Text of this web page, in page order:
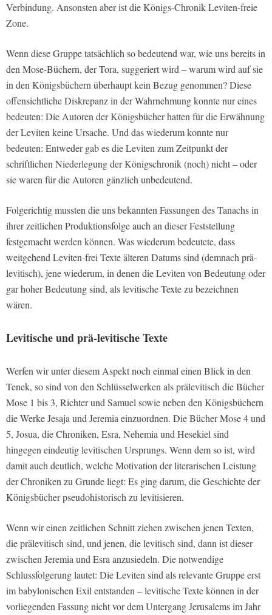
Verbindung. Ansonsten aber ist die Königs-Chronik Leviten-freie
Zone.
Wenn diese Gruppe tatsächlich so bedeutend war, wie uns bereits in
den Mose-Büchern, der Tora, suggeriert wird – warum wird auf sie
in den Königsbüchern überhaupt kein Bezug genommen? Diese
offensichtliche Diskrepanz in der Wahrnehmung konnte nur eines
bedeuten: Die Autoren der Königsbücher hatten für die Erwähnung
der Leviten keine Ursache. Und das wiederum konnte nur
bedeuten: Entweder gab es die Leviten zum Zeitpunkt der
schriftlichen Niederlegung der Königschronik (noch) nicht – oder
sie waren für die Autoren gänzlich unbedeutend.
Folgerichtig mussten die uns bekannten Fassungen des Tanachs in
ihrer zeitlichen Produktionsfolge auch an dieser Feststellung
festgemacht werden können. Was wiederum bedeutete, dass
weitgehend Leviten-frei Texte älteren Datums sind (demnach prä-
levitisch), jene wiederum, in denen die Leviten von Bedeutung oder
gar hoher Bedeutung sind, als levitische Texte zu bezeichnen
wären.
Levitische und prä-levitische Texte
Werfen wir unter diesem Aspekt noch einmal einen Blick in den
Tenek, so sind von den Schlüsselwerken als prälevitisch die Bücher
Mose 1 bis 3, Richter und Samuel sowie neben den Königsbüchern
die Werke Jesaja und Jeremia einzuordnen. Die Bücher Mose 4 und
5, Josua, die Chroniken, Esra, Nehemia und Hesekiel sind
hingegen eindeutig levitischen Ursprungs. Wenn dem so ist, wird
damit auch deutlich, welche Motivation der literarischen Leistung
der Chroniken zu Grunde liegt: Es ging darum, die Geschichte der
Königsbücher pseudohistorisch zu levitisieren.
Wenn wir einen zeitlichen Schnitt ziehen zwischen jenen Texten,
die prälevitisch sind, und jenen, die levitisch sind, dann ist dieser
zwischen Jeremia und Esra anzusiedeln. Die notwendige
Schlussfolgerung lautet: Die Leviten sind als relevante Gruppe erst
im babylonischen Exil entstanden – levitische Texte können in der
vorliegenden Fassung nicht vor dem Untergang Jerusalems im Jahr